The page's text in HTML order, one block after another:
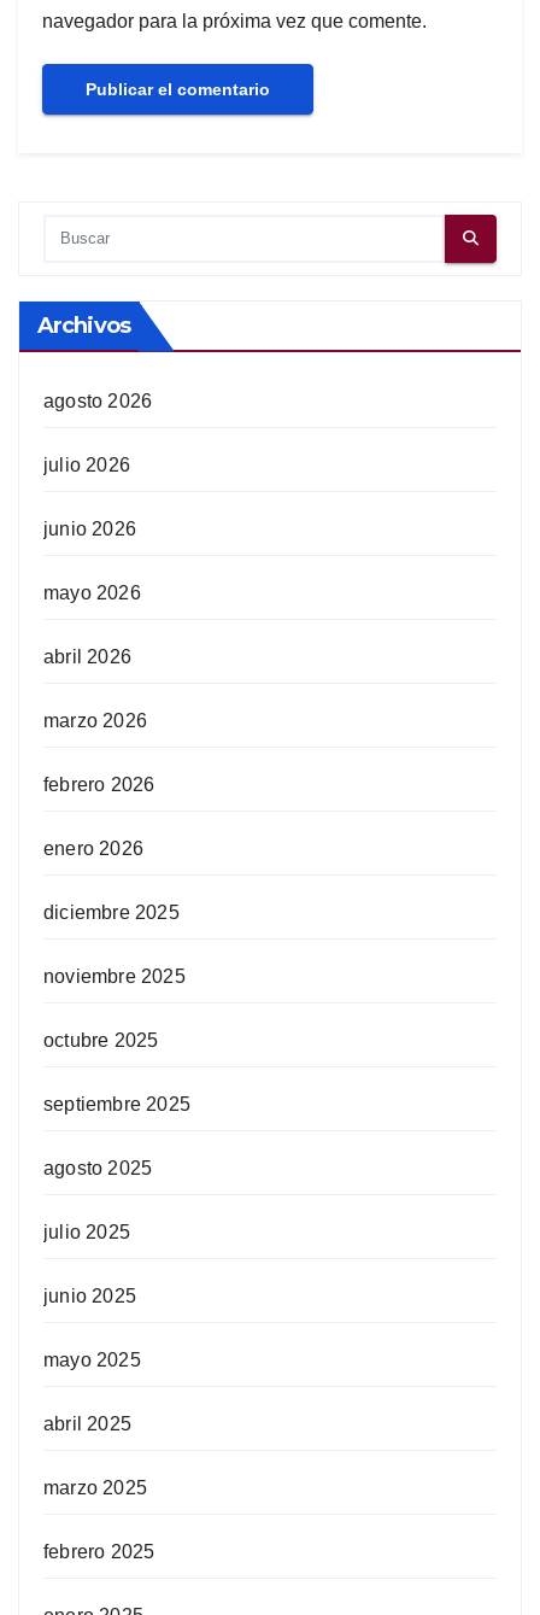
navegador para la próxima vez que comente.
Archivos
agosto 2026
julio 2026
junio 2026
mayo 2026
abril 2026
marzo 2026
febrero 2026
enero 2026
diciembre 2025
noviembre 2025
octubre 2025
septiembre 2025
agosto 2025
julio 2025
junio 2025
mayo 2025
abril 2025
marzo 2025
febrero 2025